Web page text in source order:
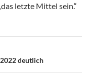
letzte Mittel sein.“
deutlich